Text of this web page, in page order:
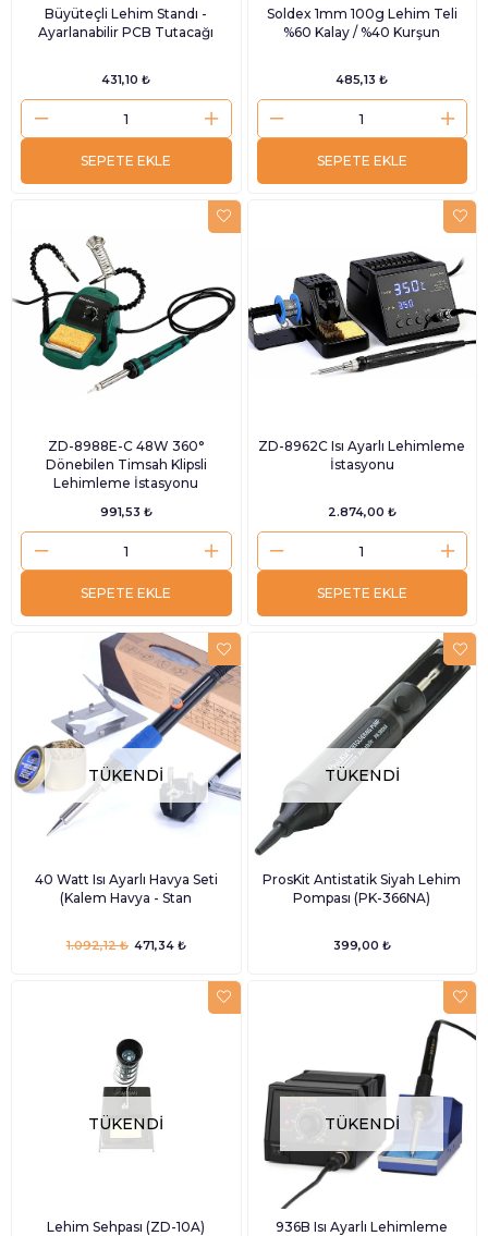
Büyüteçli Lehim Standı -
Ayarlanabilir PCB Tutacağı
431,10 ₺
SEPETE EKLE
Soldex 1mm 100g Lehim Teli
%60 Kalay / %40 Kurşun
485,13 ₺
SEPETE EKLE
ZD-8988E-C 48W 360°
Dönebilen Timsah Klipsli
Lehimleme İstasyonu
991,53 ₺
SEPETE EKLE
ZD-8962C Isı Ayarlı Lehimleme
İstasyonu
2.874,00 ₺
SEPETE EKLE
TÜKENDI
40 Watt Isı Ayarlı Havya Seti
(Kalem Havya - Stan
471,34 ₺
1.092,12 ₺
TÜKENDI
ProsKit Antistatik Siyah Lehim
Pompası (PK-366NA)
399,00 ₺
TÜKENDI
Lehim Sehpası (ZD-10A)
TÜKENDI
936B Isı Ayarlı Lehimleme